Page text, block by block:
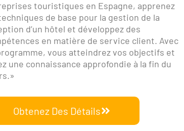
touristiques en Espagne, apprenez
de base pour la gestion de la
d’un hôtel et développez des
en matière de service client. Avec
vous atteindrez vos objectifs et
une connaissance approfondie à la fin du
Obtenez Des Détails